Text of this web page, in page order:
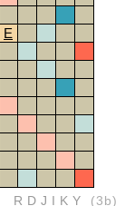
E
_RDJIKY (3b)